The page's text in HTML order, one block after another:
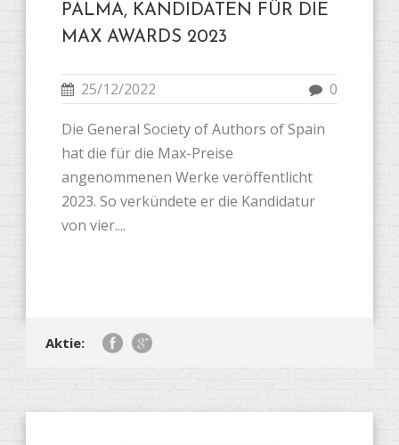
PALMA, KANDIDATEN FÜR DIE
MAX AWARDS 2023
25/12/2022 0
Die General Society of Authors of Spain
hat die für die Max-Preise
angenommenen Werke veröffentlicht
2023. So verkündete er die Kandidatur
von vier....
Aktie: